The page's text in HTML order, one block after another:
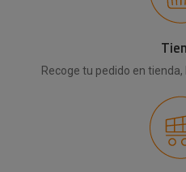
Recoge tu pedido en